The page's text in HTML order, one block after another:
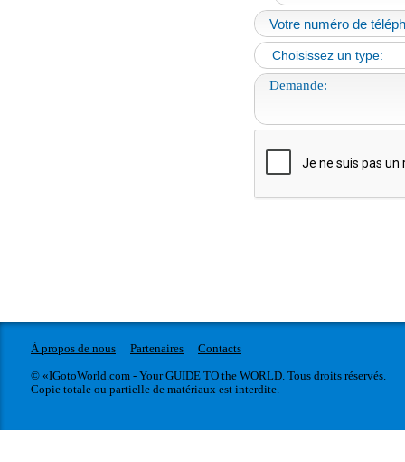
À propos de nous Partenaires
Contacts
© «IGotoWorld.com - Your GUIDE TO the WORLD. Tous droits réservés.
Copie totale ou partielle de matériaux est interdite.